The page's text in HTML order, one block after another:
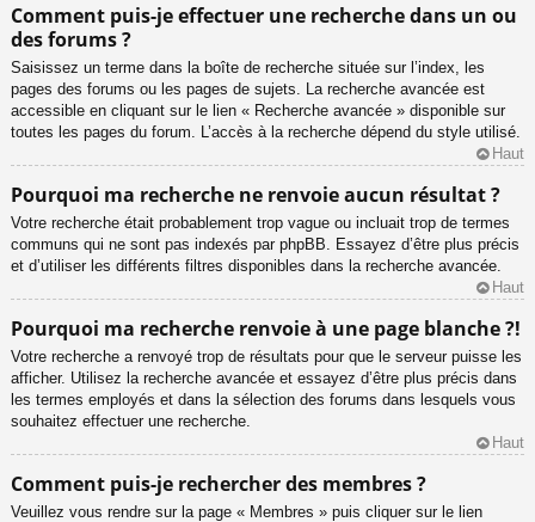
Comment puis-je effectuer une recherche dans un ou
des forums ?
Saisissez un terme dans la boîte de recherche située sur l’index, les
pages des forums ou les pages de sujets. La recherche avancée est
accessible en cliquant sur le lien « Recherche avancée » disponible sur
toutes les pages du forum. L’accès à la recherche dépend du style utilisé.
Haut
Pourquoi ma recherche ne renvoie aucun résultat ?
Votre recherche était probablement trop vague ou incluait trop de termes
communs qui ne sont pas indexés par phpBB. Essayez d’être plus précis
et d’utiliser les différents filtres disponibles dans la recherche avancée.
Haut
Pourquoi ma recherche renvoie à une page blanche ?!
Votre recherche a renvoyé trop de résultats pour que le serveur puisse les
afficher. Utilisez la recherche avancée et essayez d’être plus précis dans
les termes employés et dans la sélection des forums dans lesquels vous
souhaitez effectuer une recherche.
Haut
Comment puis-je rechercher des membres ?
Veuillez vous rendre sur la page « Membres » puis cliquer sur le lien